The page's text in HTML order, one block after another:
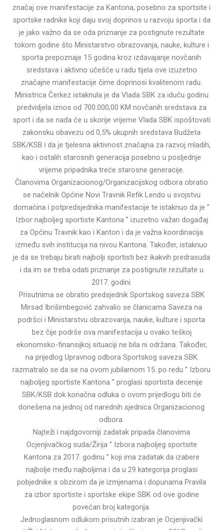
značaj ove manifestacije za Kantona, posebno za sportsite i
sportske radnike koji daju svoj doprinos u razvoju sporta i da
je jako važno da se oda priznanje za postignute rezultate
tokom godine što Ministarstvo obrazovanja, nauke, kulture i
sporta prepoznaje 15 godina kroz izdavajanje novčanih
sredstava i aktivno učešće u radu tijela ove izuzetno
značajne manifestacije čime doprinosi kvalitenom radu.
Ministrica Čerkez istaknula je da Vlada SBK za iduću godinu
predvidjela iznos od 700.000,00 KM novčanih sredstava za
sport i da se nada će u skorije vrijeme Vlada SBK ispoštovati
zakonsku obavezu od 0,5% ukupnih sredstava Budžeta
SBK/KSB i da je tjelesna aktivnost značajna za razvoj mladih,
kao i ostalih starosnih generacija posebno u posljednje
vrijeme pripadnika treće starosne generacije.
Članovima Organizacionog/Organizacijskog odbora obratio
se načelnik Općine Novi Travnik Refik Lendo u svojstvu
domaćina i potpredsjednika manifestacije te istaknuo da je ”
Izbor najboljeg sportiste Kantona ” izuzetno važan događaj
za Općinu Travnik kao i Kanton i da je važna koordinacija
između svih institucija na nivou Kantona. Također, istaknuo
je da se trebaju birati najbolji sportisti bez ikakvih predrasuda
i da im se treba odati priznanje za postignute rezultate u
2017. godini.
Prisutnima se obratio predsjednik Sportskog saveza SBK
Mirsad Ibrišimbegović zahvalio se članicama Saveza na
podršci i Ministarstvu obrazovanja, nauke, kulture i sporta
bez čije podrše ova manifestacija u ovako teškoj
ekonomsko-finansijkoj situaciji ne bila ni održana. Također,
na prijedlog Upravnog odbora Sportskog saveza SBK
razmatralo se da se na ovom jubilarnom 15. po redu ” Izboru
najboljeg sportiste Kantona ” proglasi sportista decenije
SBK/KSB dok konačna odluka o ovom prijedlogu biti će
donešena na jednoj od narednih sjednica Organizacionog
odbora.
Najteži i najdgovorniji zadatak pripada članovima
Ocjenjivačkog suda/Žirija ” Izbora najboljeg sportsite
Kantona za 2017. godinu ” koji ima zadatak da izabere
najbolje među najboljima i da u 29 kategorija proglasi
pobjednike s obzirom da je izmjenama i dopunama Pravila
za izbor sportiste i sportske ekipe SBK od ove godine
povećan broj kategorija.
Jednoglasnom odlukom prisutnih izabran je Ocjenjivački